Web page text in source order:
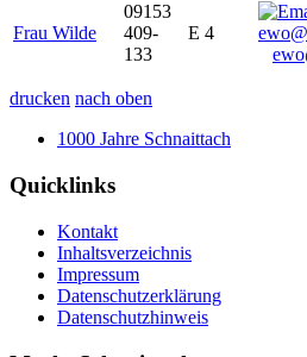
Frau Wilde
09153
409-
133
E 4
drucken nach oben
1000 Jahre Schnaittach
Quicklinks
Kontakt
Inhaltsverzeichnis
Impressum
Datenschutzerklärung
Datenschutzhinweis